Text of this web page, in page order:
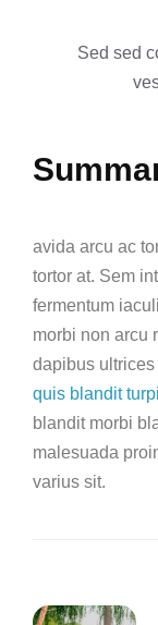
Sed sed
avida arcu ac
tortor at. Sem
fermentum
morbi non arcu
dapibus
quis blandit
blandit morbi
malesuada
varius sit.